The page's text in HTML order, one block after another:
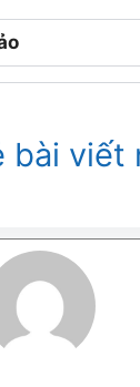
bài viết